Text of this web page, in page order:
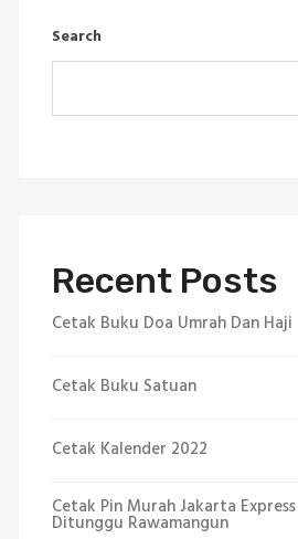
Search
Recent Posts
Cetak Buku Doa Umrah Dan Haji
Cetak Buku Satuan
Cetak Kalender 2022
Cetak Pin Murah Jakarta
Ditunggu Rawamangun